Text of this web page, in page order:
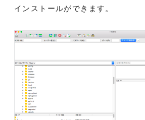
インストールができます。